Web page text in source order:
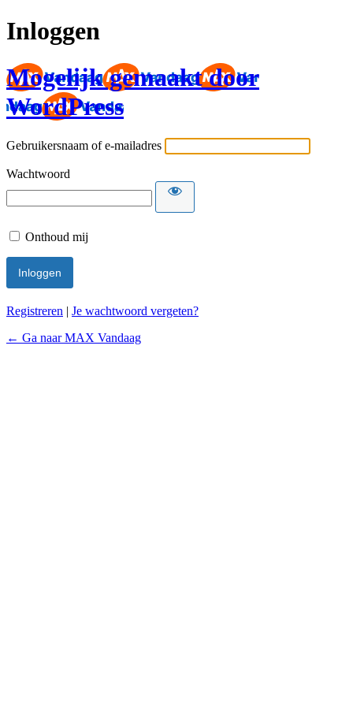
Inloggen
Mogelijk gemaakt door
WordPress
Gebruikersnaam of e-mailadres
Wachtwoord
Onthoud mij
Registreren | Je wachtwoord vergeten?
← Ga naar MAX Vandaag